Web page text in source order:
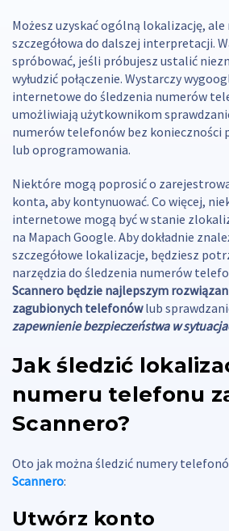
Możesz uzyskać ogólną lokalizację, ale
szczegółowa do dalszej interpretacji.
spróbować, jeśli próbujesz ustalić
wyłudzić połączenie. Wystarczy
internetowe do śledzenia numerów
umożliwiają użytkownikom
numerów telefonów bez konieczności
lub oprogramowania.
Niektóre mogą poprosić o
konta, aby kontynuować. Co więcej,
internetowe mogą być w stanie
na Mapach Google. Aby dokładnie
szczegółowe lokalizacje, będziesz
narzędzia do śledzenia numerów
Scannero będzie najlepszym
zagubionych telefonówlub
zapewnienie bezpieczeństwa w
Jak śledzić
numeru telefonu
Scannero?
Oto jak można śledzić numery
Scannero:
Utwórz konto